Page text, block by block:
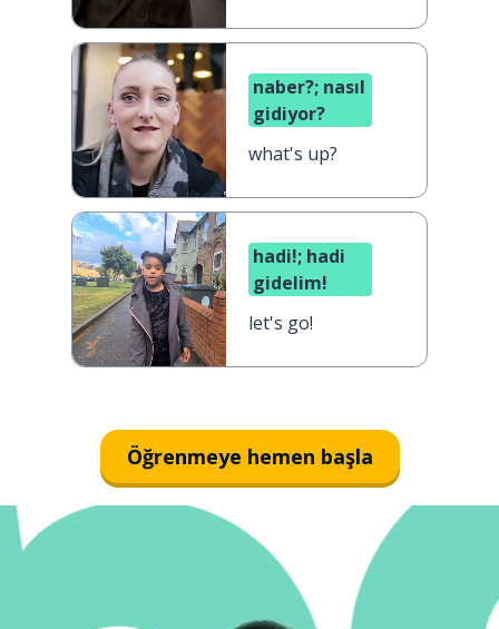
naber?; nasıl
gidiyor?
what's up?
hadi!; hadi
gidelim!
let's go!
Öğrenmeye hemen başla